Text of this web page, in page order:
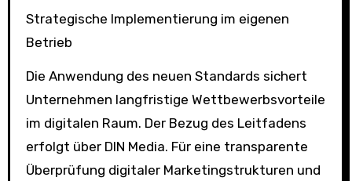
Strategische Implementierung im eigenen
Betrieb
Die Anwendung des neuen Standards sichert
Unternehmen langfristige Wettbewerbsvorteile
im digitalen Raum. Der Bezug des Leitfadens
erfolgt über DIN Media. Für eine transparente
Überprüfung digitaler Marketingstrukturen und